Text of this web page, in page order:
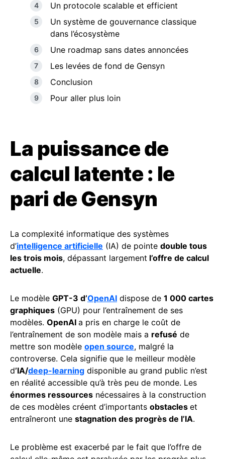
Un protocole scalable et efficient
Un système de gouvernance classique
dans l’écosystème
Une roadmap sans dates annoncées
Les levées de fond de Gensyn
Conclusion
Pour aller plus loin
La puissance de
calcul latente : le
pari de Gensyn
La complexité informatique des systèmes
d’intelligence artificielle (IA) de pointe double tous
les trois mois, dépassant largement l’offre de calcul
actuelle.
Le modèle GPT-3 d’OpenAI dispose de 1 000 cartes
graphiques (GPU) pour l’entraînement de ses
modèles. OpenAI a pris en charge le coût de
l’entraînement de son modèle mais a refusé de
mettre son modèle open source, malgré la
controverse. Cela signifie que le meilleur modèle
d’IA/deep-learning disponible au grand public n’est
en réalité accessible qu’à très peu de monde. Les
énormes ressources nécessaires à la construction
de ces modèles créent d’importants obstacles et
entraîneront une stagnation des progrès de l’IA.
Le problème est exacerbé par le fait que l’offre de